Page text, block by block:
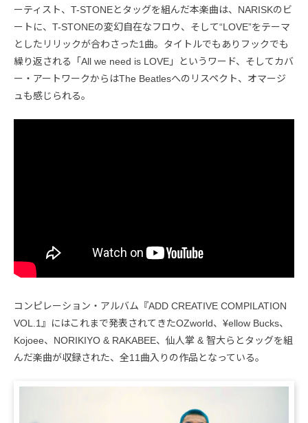
ーティスト、T-STONEとタッグを組んだ本楽曲は、NARISKのビ
ートに、T-STONEの変幻自在なフロウ、そして“LOVE”をテーマ
としたリリックが合わさった1曲。タイトルでもありフックでも
繰り返される「All we need is LOVE」というワード、そしてカバ
ー・アートワークからはThe Beatlesへのリスペクト、オマージ
ュも感じられる。
コンピレーション・アルバム『ADD CREATIVE COMPILATION
VOL.1』にはこれまで発表されてきたOZworld、¥ellow Bucks、
Kojoee、NORIKIYO & RAKABEE、仙人掌 & 智大らとタッグを組
んだ楽曲が収録された、全11曲入りの作品となっている。